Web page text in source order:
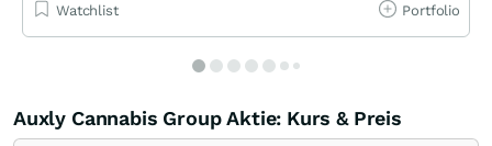
Watchlist Portfolio
Auxly Cannabis Group Aktie: Kurs & Preis